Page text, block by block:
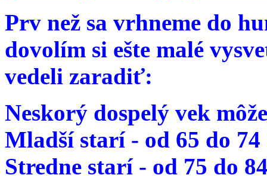
Prv než sa vrhneme do
dovolím si ešte malé
vedeli zaradiť:
Neskorý dospelý vek
Mladší starí - od 65 do
Stredne starí - od 75 do